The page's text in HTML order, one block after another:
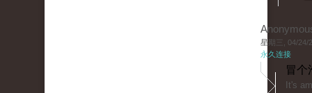
星期三, 04/24/
永久连接
冒个
It's